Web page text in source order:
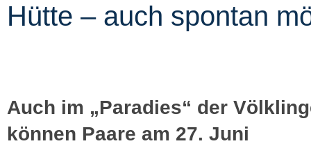
Hütte – auch spontan
Auch im „Paradies“ der
können Paare am 27. Juni